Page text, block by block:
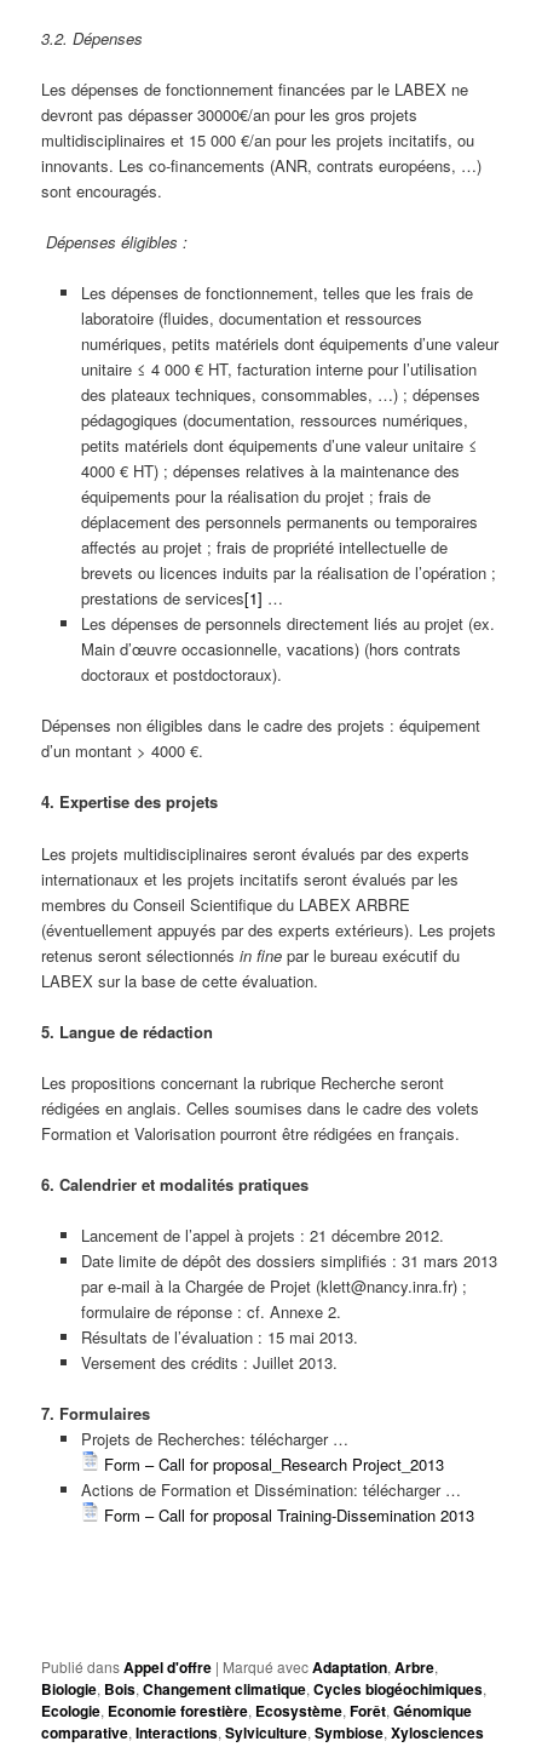
3.2. Dépenses
Les dépenses de fonctionnement financées par le LABEX ne
devront pas dépasser 30000€/an pour les gros projets
multidisciplinaires et 15 000 €/an pour les projets incitatifs, ou
innovants. Les co-financements (ANR, contrats européens, …)
sont encouragés.
Dépenses éligibles :
Les dépenses de fonctionnement, telles que les frais de
laboratoire (fluides, documentation et ressources
numériques, petits matériels dont équipements d’une valeur
unitaire ≤ 4 000 € HT, facturation interne pour l’utilisation
des plateaux techniques, consommables, …) ; dépenses
pédagogiques (documentation, ressources numériques,
petits matériels dont équipements d’une valeur unitaire ≤
4000 € HT) ; dépenses relatives à la maintenance des
équipements pour la réalisation du projet ; frais de
déplacement des personnels permanents ou temporaires
affectés au projet ; frais de propriété intellectuelle de
brevets ou licences induits par la réalisation de l’opération ;
prestations de services[1] …
Les dépenses de personnels directement liés au projet (ex.
Main d’œuvre occasionnelle, vacations) (hors contrats
doctoraux et postdoctoraux).
Dépenses non éligibles dans le cadre des projets : équipement
d’un montant > 4000 €.
4. Expertise des projets
Les projets multidisciplinaires seront évalués par des experts
internationaux et les projets incitatifs seront évalués par les
membres du Conseil Scientifique du LABEX ARBRE
(éventuellement appuyés par des experts extérieurs). Les projets
retenus seront sélectionnésin fine par le bureau exécutif du
LABEX sur la base de cette évaluation.
5. Langue de rédaction
Les propositions concernant la rubrique Recherche seront
rédigées en anglais. Celles soumises dans le cadre des volets
Formation et Valorisation pourront être rédigées en français.
6. Calendrier et modalités pratiques
Lancement de l’appel à projets : 21 décembre 2012.
Date limite de dépôt des dossiers simplifiés : 31 mars 2013
par e-mail à la Chargée de Projet (klett@nancy.inra.fr) ;
formulaire de réponse : cf. Annexe 2.
Résultats de l’évaluation : 15 mai 2013.
Versement des crédits : Juillet 2013.
7. Formulaires
Projets de Recherches: télécharger …
Form – Call for proposal_Research Project_2013
Actions de Formation et Dissémination: télécharger …
Form – Call for proposal Training-Dissemination 2013
Publié dansAppel d'offre | Marqué avecAdaptation,Arbre,
Biologie, Bois,Changement climatique,Cycles biogéochimiques,
Ecologie, Economie forestière, Ecosystème,Forêt,Génomique
comparative,Interactions,Sylviculture,Symbiose,Xylosciences